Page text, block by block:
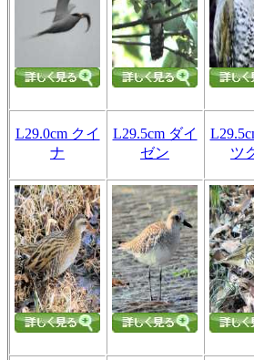
L29.0cm クイ
ナ
L29.5cm ダイ
ゼン
ツ